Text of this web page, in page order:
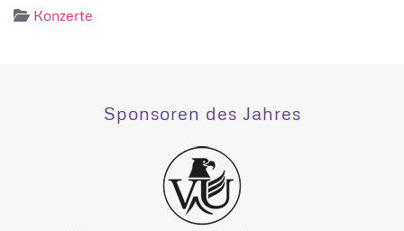
Konzerte
Sponsoren des Jahres